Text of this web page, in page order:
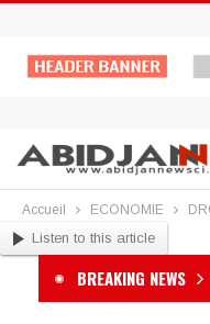
Accueil ECONOMIE
Listen to this article
BREAKING NEWS